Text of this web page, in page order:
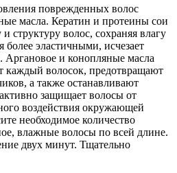
поврежденных волос
масла. Кератин и протеины сои
структуру волос, сохраняя влагу
более эластичными, исчезает
Аргановое и конопляные масла
каждый волосок, предотвращают
а также останавливают
защищает волосы от
воздействия окружающей
необходимое количество
влажные волосы по всей длине.
двух минут. Тщательно